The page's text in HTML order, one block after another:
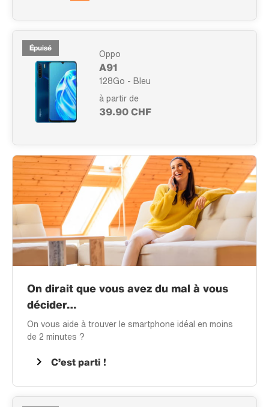
Épuisé Oppo
A91
128Go - Bleu
à partir de
39.90 CHF
On dirait que vous avez du mal à vous
décider…
On vous aide à trouver le smartphone idéal en moins
de 2 minutes ?
C’est parti !